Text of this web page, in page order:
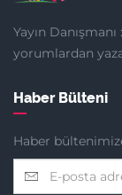
Yayın
yorumlardan
Haber Bülteni
Haber